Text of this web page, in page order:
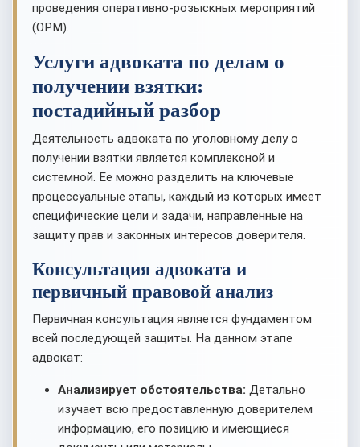
проведения оперативно-розыскных мероприятий
(ОРМ).
Услуги адвоката по делам о
получении взятки:
постадийный разбор
Деятельность адвоката по уголовному делу о
получении взятки является комплексной и
системной. Ее можно разделить на ключевые
процессуальные этапы, каждый из которых имеет
специфические цели и задачи, направленные на
защиту прав и законных интересов доверителя.
Консультация адвоката и
первичный правовой анализ
Первичная консультация является фундаментом
всей последующей защиты. На данном этапе
адвокат:
Анализирует обстоятельства: Детально
изучает всю предоставленную доверителем
информацию, его позицию и имеющиеся